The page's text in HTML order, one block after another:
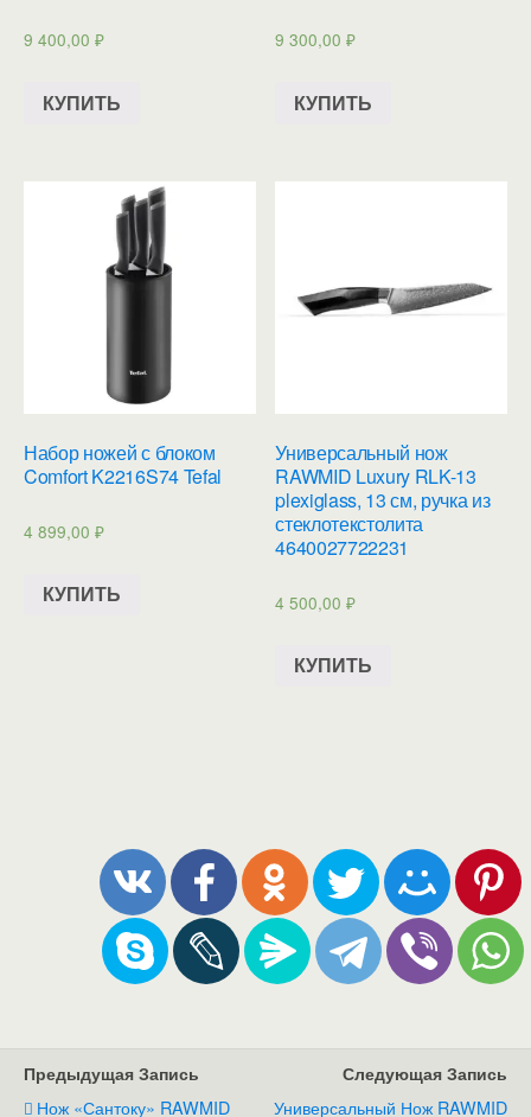
9 400,00 ₽
КУПИТЬ
9 300,00₽
КУПИТЬ
Набор ножей с блоком
Comfort K2216S74 Tefal
4 899,00 ₽
КУПИТЬ
Универсальный нож
RAWMID Luxury RLK-13
plexiglass, 13 см, ручка из
стеклотекстолита
4640027722231
4 500,00₽
КУПИТЬ
Предыдущая Запись
Нож «Сантоку» RAWMID
Следующая Запись
Универсальный Нож RAWMID